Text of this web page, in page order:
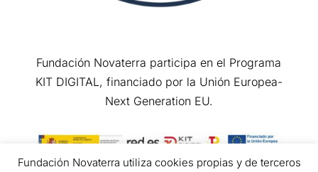
Fundación Novaterra participa en el Programa
KIT DIGITAL, financiado por la Unión Europea-
Next Generation EU.
Fundación Novaterra utiliza cookies propias y de terceros